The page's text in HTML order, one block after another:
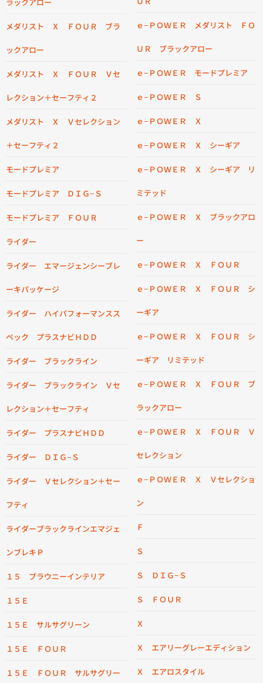
メダリスト Ｘ ＦＯＵＲ ブラ
ックアロー
メダリスト Ｘ ＦＯＵＲ Ｖセ
レクション＋セーフティ２
メダリスト Ｘ Ｖセレクション
＋セーフティ２
モードプレミア
モードプレミア ＤＩＧ−Ｓ
モードプレミア ＦＯＵＲ
ライダー
ライダー エマージェンシーブレ
ーキパッケージ
ライダー ハイパフォーマンスス
ペック プラスナビＨＤＤ
ライダー ブラックライン
ライダー ブラックライン Ｖセ
レクション＋セーフティ
ライダー プラスナビＨＤＤ
ライダー ＤＩＧ−Ｓ
ライダー Ｖセレクション＋セー
フティ
ライダーブラックラインエマジェ
ンブレキＰ
１５ ブラウニーインテリア
１５Ｅ
１５Ｅ サルサグリーン
１５Ｅ ＦＯＵＲ
１５Ｅ ＦＯＵＲ サルサグリー
ｅ−ＰＯＷＥＲ メダリスト ＦＯ
ＵＲ ブラックアロー
ｅ−ＰＯＷＥＲ モードプレミア
ｅ−ＰＯＷＥＲ Ｓ
ｅ−ＰＯＷＥＲ Ｘ
ｅ−ＰＯＷＥＲ Ｘ シーギア
ｅ−ＰＯＷＥＲ Ｘ シーギア リ
ミテッド
ｅ−ＰＯＷＥＲ Ｘ ブラックアロ
ー
ｅ−ＰＯＷＥＲ Ｘ ＦＯＵＲ
ｅ−ＰＯＷＥＲ Ｘ ＦＯＵＲ シ
ーギア
ｅ−ＰＯＷＥＲ Ｘ ＦＯＵＲ シ
ーギア リミテッド
ｅ−ＰＯＷＥＲ Ｘ ＦＯＵＲ ブ
ラックアロー
ｅ−ＰＯＷＥＲ Ｘ ＦＯＵＲ Ｖ
セレクション
ｅ−ＰＯＷＥＲ Ｘ Ｖセレクショ
ン
Ｆ
Ｓ
Ｓ ＤＩＧ−Ｓ
Ｓ ＦＯＵＲ
Ｘ
Ｘ エアリーグレーエディション
Ｘ エアロスタイル